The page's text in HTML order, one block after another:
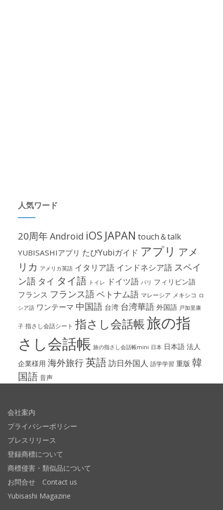
人気ワード
20周年Android iOS JAPAN touch＆talk
YUBISASHIアプリ たびYubiガイド アプリ アメ
リカ アメリカ英語 イタリア語 インドネシア語 スペイ
ン語 タイ タイ語 トイレ ドイツ語 パリ フィリピン語
フランス フランス語ベトナム語 マレーシア メキシコ ロ
シア語 ワンテーマ 中国語 台湾 台湾華語 外国語 戸加里康
子 指さし会話シート 指さし会話帳旅の指
さし会話帳 旅の指さし会話帳mini 日本 日本語 法人
企業様用 海外旅行英語訪日外国人 語学学習 重版 韓
国語 音声
会社案内
プライバシーポリシー
プレスリリース
登録商標について
商標侵害・類似品について
お問合せ Contact us
Yubisashi Magazine